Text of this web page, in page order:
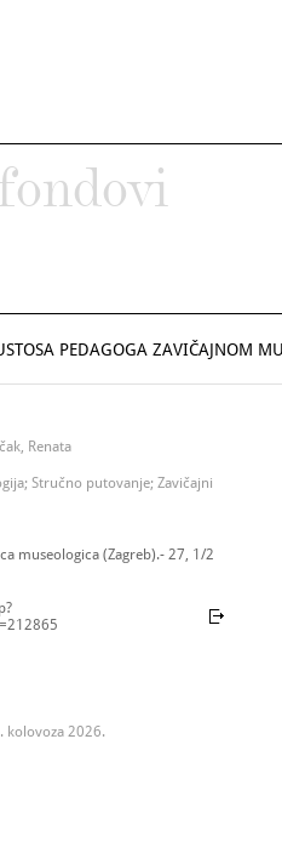
PEDAGOGA ZAVIČAJNOM
Renata
Stručno putovanje; Zavičajni
museologica (Zagreb).- 27, 1/2
kolovoza 2026.